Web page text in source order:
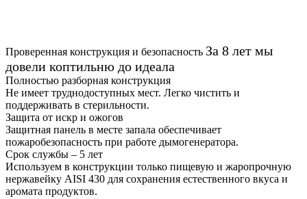
Проверенная конструкция и безопасность За 8 лет мы
довели коптильню до идеала
Полностью разборная конструкция
Не имеет труднодоступных мест. Легко чистить и
поддерживать в стерильности.
Защита от искр и ожогов
Защитная панель в месте запала обеспечивает
пожаробезопасность при работе дымогенератора.
Срок службы – 5 лет
Используем в конструкции только пищевую и жаропрочную
нержавейку AISI 430 для сохранения естественного вкуса и
аромата продуктов.